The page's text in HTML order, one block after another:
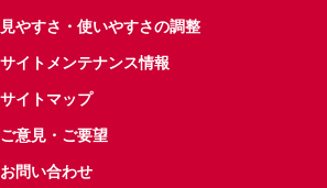
見やすさ・使いやすさの調整
サイトメンテナンス情報
サイトマップ
ご意見・ご要望
お問い合わせ